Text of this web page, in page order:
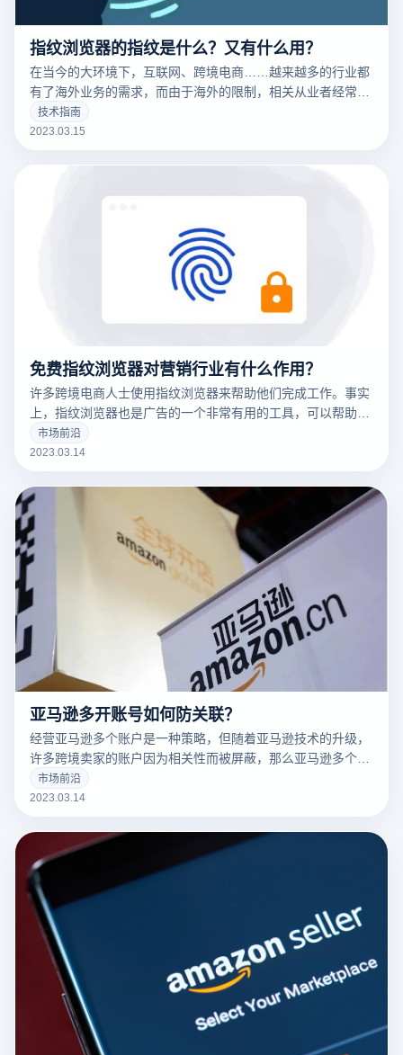
指纹浏览器的指纹是什么？又有什么用？
在当今的大环境下，互联网、跨境电商……越来越多的行业都
有了海外业务的需求，而由于海外的限制，相关从业者经常要
针对不同的工作内容用到不同的IP，这时候便要用到指纹浏览
器。要清楚的了解什么是指纹浏览器之前，我们需要知道什么
很大的不同
技术指南
2023.03.15
免费指纹浏览器对营销行业有什么作用？
许多跨境电商人士使用指纹浏览器来帮助他们完成工作。事实
上，指纹浏览器也是广告的一个非常有用的工具，可以帮助广
告营销人员解决许多问题。
市场前沿
2023.03.14
亚马逊多开账号如何防关联？
经营亚马逊多个账户是一种策略，但随着亚马逊技术的升级，
许多跨境卖家的账户因为相关性而被屏蔽，那么亚马逊多个账
户和多个商店的卖家如何防止相关性呢？有什么好的防关联方
法？
市场前沿
2023.03.14